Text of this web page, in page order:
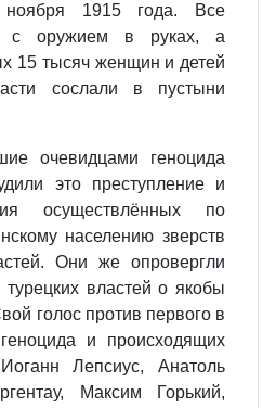
1915 года. Все
с оружием в руках, а
15 тысяч женщин и детей
сослали в пустыни
очевидцами геноцида
это преступление и
осуществлённых по
населению зверств
Они же опровергли
властей о якобы
голос против первого в
и происходящих
Лепсиус, Анатоль
Максим Горький,